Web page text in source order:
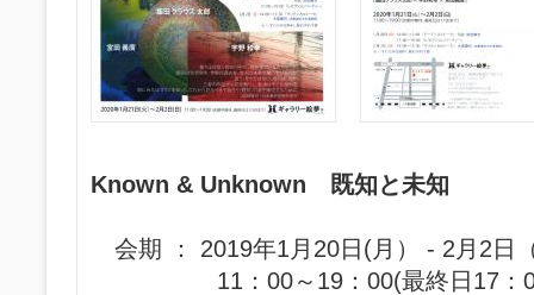
Known & Unknown 既知と未知
会期 ： 2019年1月20日(月） - 2月2日
11：00～19：00(最終日17：